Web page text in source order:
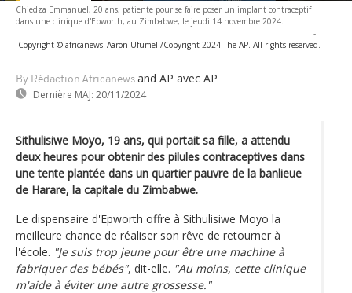
Chiedza Emmanuel, 20 ans, patiente pour se faire poser un implant contraceptif
dans une clinique d'Epworth, au Zimbabwe, le jeudi 14 novembre 2024.
-
Copyright © africanews Aaron Ufumeli/Copyright 2024 The AP. All rights reserved.
By Rédaction Africanews and AP avec AP
Dernière MAJ: 20/11/2024
Sithulisiwe Moyo, 19 ans, qui portait sa fille, a attendu
deux heures pour obtenir des pilules contraceptives dans
une tente plantée dans un quartier pauvre de la banlieue
de Harare, la capitale du Zimbabwe.
Le dispensaire d'Epworth offre à Sithulisiwe Moyo la
meilleure chance de réaliser son rêve de retourner à
l'école. "Je suis trop jeune pour être une machine à
fabriquer des bébés", dit-elle. "Au moins, cette clinique
m'aide à éviter une autre grossesse."